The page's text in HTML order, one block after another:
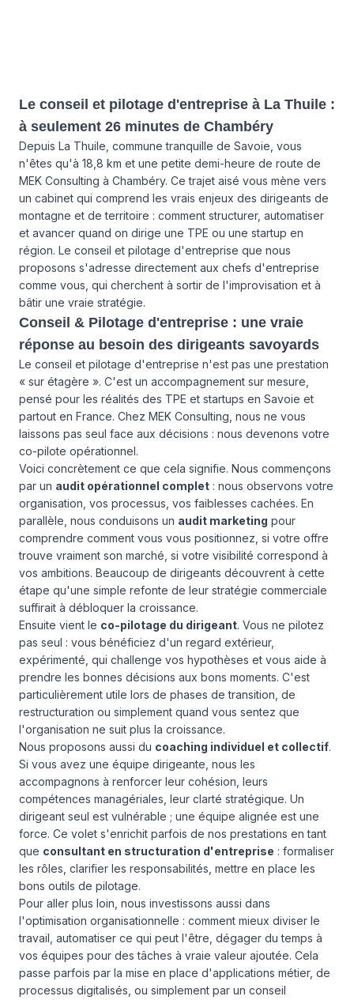
Le conseil et pilotage d'entreprise à La Thuile :
à seulement 26 minutes de Chambéry
Depuis La Thuile, commune tranquille de Savoie, vous
n'êtes qu'à 18,8 km et une petite demi-heure de route de
MEK Consulting à Chambéry. Ce trajet aisé vous mène vers
un cabinet qui comprend les vrais enjeux des dirigeants de
montagne et de territoire : comment structurer, automatiser
et avancer quand on dirige une TPE ou une startup en
région. Le conseil et pilotage d'entreprise que nous
proposons s'adresse directement aux chefs d'entreprise
comme vous, qui cherchent à sortir de l'improvisation et à
bâtir une vraie stratégie.
Conseil & Pilotage d'entreprise : une vraie
réponse au besoin des dirigeants savoyards
Le conseil et pilotage d'entreprise n'est pas une prestation
« sur étagère ». C'est un accompagnement sur mesure,
pensé pour les réalités des TPE et startups en Savoie et
partout en France. Chez MEK Consulting, nous ne vous
laissons pas seul face aux décisions : nous devenons votre
co-pilote opérationnel.
Voici concrètement ce que cela signifie. Nous commençons
par un audit opérationnel complet : nous observons votre
organisation, vos processus, vos faiblesses cachées. En
parallèle, nous conduisons un audit marketing pour
comprendre comment vous vous positionnez, si votre offre
trouve vraiment son marché, si votre visibilité correspond à
vos ambitions. Beaucoup de dirigeants découvrent à cette
étape qu'une simple refonte de leur stratégie commerciale
suffirait à débloquer la croissance.
Ensuite vient le co-pilotage du dirigeant. Vous ne pilotez
pas seul : vous bénéficiez d'un regard extérieur,
expérimenté, qui challenge vos hypothèses et vous aide à
prendre les bonnes décisions aux bons moments. C'est
particulièrement utile lors de phases de transition, de
restructuration ou simplement quand vous sentez que
l'organisation ne suit plus la croissance.
Nous proposons aussi du coaching individuel et collectif.
Si vous avez une équipe dirigeante, nous les
accompagnons à renforcer leur cohésion, leurs
compétences managériales, leur clarté stratégique. Un
dirigeant seul est vulnérable ; une équipe alignée est une
force. Ce volet s'enrichit parfois de nos prestations en tant
que consultant en structuration d'entreprise : formaliser
les rôles, clarifier les responsabilités, mettre en place les
bons outils de pilotage.
Pour aller plus loin, nous investissons aussi dans
l'optimisation organisationnelle : comment mieux diviser le
travail, automatiser ce qui peut l'être, dégager du temps à
vos équipes pour des tâches à vraie valeur ajoutée. Cela
passe parfois par la mise en place d'applications métier, de
processus digitalisés, ou simplement par un conseil